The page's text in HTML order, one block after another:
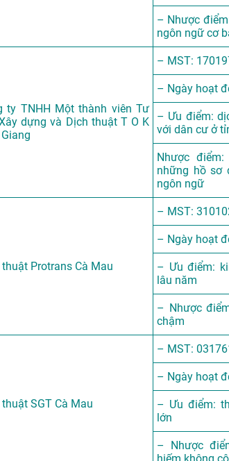
– Nhược
ngôn ngữ cơ
ty TNHH Một thành viên Tư
dựng và Dịch thuật T O K
– MST:
– Ngày hoạt
– Ưu điểm:
với dân cư ở
Nhược
những hồ sơ
ngôn ngữ
thuật Protrans Cà Mau
– MST:
– Ngày hoạt
– Ưu điểm:
lâu năm
– Nhược
chậm
thuật SGT Cà Mau
– MST:
– Ngày hoạt
– Ưu điểm:
lớn
– Nhược